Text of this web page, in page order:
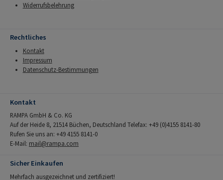
Widerrufsbelehrung
Rechtliches
Kontakt
Impressum
Datenschutz-Bestimmungen
Kontakt
RAMPA GmbH & Co. KG
Auf der Heide 8, 21514 Büchen, Deutschland Telefax: +49 (0)4155 8141-80
Rufen Sie uns an: +49 4155 8141-0
E-Mail: mail@rampa.com
Sicher Einkaufen
Mehrfach ausgezeichnet und zertifiziert!